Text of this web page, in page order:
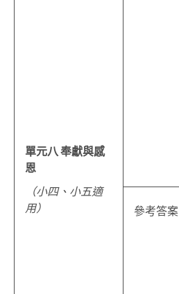
單元八 奉獻與感
恩
（小四、小五適
用）
參考答案